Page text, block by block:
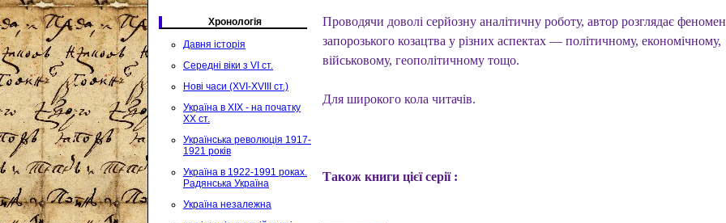
Хронологія
Давня історія
Середні віки з VI ст.
Нові часи (XVI-XVIII ст.)
Україна в XIX - на початку
XX ст.
Українська революція 1917-
1921 років
Україна в 1922-1991 роках.
Радянська Україна
Україна незалежна
Проводячи доволі серйозну аналітичну роботу, автор розглядає феномен
запорозького козацтва у різних аспектах — політичному, економічному,
військовому, геополітичному тощо.
Для широкого кола читачів.
Також книги цієї серії :